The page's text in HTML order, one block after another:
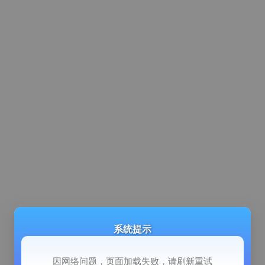
系统提示
因网络问题，页面加载失败，请刷新重试